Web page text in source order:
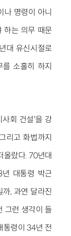
나 명령이 아니
하는 의무 때문
대 유신시절로
소홀히 하지
회 건설'을 강
리고 화법까지
랐다. 70년대
대통령 박근
, 과연 달라진
그런 생각이 들
통령이 34년 전